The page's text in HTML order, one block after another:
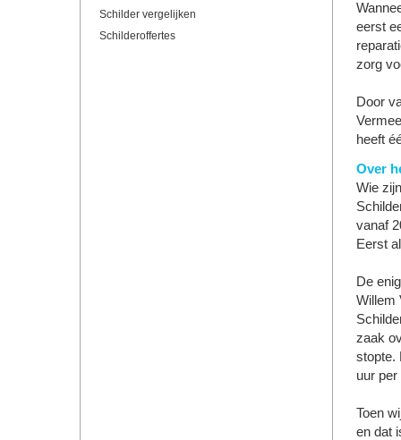
Schilder vergelijken
Schilderoffertes
eerst
zorg
Door
heeft
Over
Wie
vanaf
Eerst
De
Willem
zaak
stopte.
uur
Toen
en dat